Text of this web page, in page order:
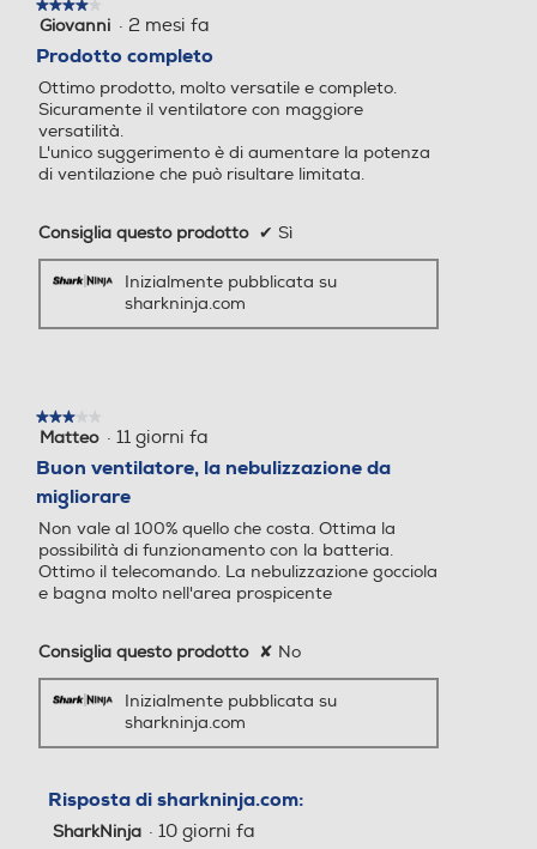
Larghezza-mm
Profondità-mm
Peso-Kg Peso-Kg
Mist Manico per il supporto
Base per il supporto Serbat
oio portatile per la nebulizz
azione Cavo di ricarica Tele
comando
★★★★★
★★★★★
4
5
stelle.
Giovanni · 2 mesi fa
Prodotto completo
Ottimo prodotto, molto versatile e completo.
Sicuramente il ventilatore con maggiore
versatilità.
L'unico suggerimento è di aumentare la potenza
di ventilazione che può risultare limitata.
Consiglia questo prodotto ✔ Sì
Inizialmente pubblicata su
sharkninja.com
★★★★★
★★★★★
3
5
stelle.
Matteo · 11 giorni fa
Buon ventilatore, la nebulizzazione da
migliorare
Non vale al 100% quello che costa. Ottima la
possibilità di funzionamento con la batteria.
Ottimo il telecomando. La nebulizzazione gocciola
e bagna molto nell'area prospicente
Consiglia questo prodotto ✘ No
Inizialmente pubblicata su
sharkninja.com
Risposta di sharkninja.com:
SharkNinja · 10 giorni fa